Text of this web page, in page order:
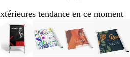
tendance en ce moment